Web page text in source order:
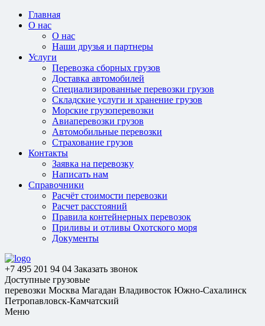
Главная
О нас
О нас
Наши друзья и партнеры
Услуги
Перевозка сборных грузов
Доставка автомобилей
Специализированные перевозки грузов
Складские услуги и хранение грузов
Морские грузоперевозки
Авиаперевозки грузов
Автомобильные перевозки
Страхование грузов
Контакты
Заявка на перевозку
Написать нам
Справочники
Расчёт стоимости перевозки
Расчет расстояний
Правила контейнерных перевозок
Приливы и отливы Охотского моря
Документы
+7 495 201 94 04 Заказать звонок
Доступные грузовые
перевозки Москва Магадан Владивосток Южно-Сахалинск
Петропавловск-Камчатский
Меню